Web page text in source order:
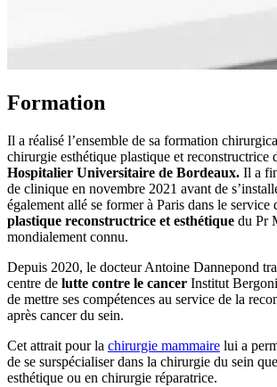
Formation
Il a réalisé l’ensemble de sa formation
chirurgie esthétique plastique et reconstructrice
Hospitalier Universitaire de Bordeaux. Il a
de clinique en novembre 2021 avant de
également allé se former à Paris dans le service
plastique reconstructrice et esthétique du Pr
mondialement connu.
Depuis 2020, le docteur Antoine Dannepond
centre de lutte contre le cancer Institut
de mettre ses compétences au service de la
après cancer du sein.
Cet attrait pour la chirurgie mammaire lui a
de se surspécialiser dans la chirurgie du sein
esthétique ou en chirurgie réparatrice.